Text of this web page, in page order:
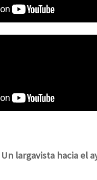
largavista hacia el